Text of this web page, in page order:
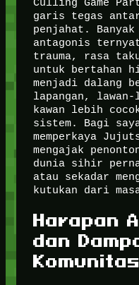
Culling Game
garis tegas
penjahat. Banyak
antagonis
trauma, rasa
untuk bertahan
menjadi dalang
lapangan, lawan-
kawan lebih
sistem. Bagi
memperkaya
mengajak
dunia sihir
atau sekadar
kutukan dari
Harapan
dan